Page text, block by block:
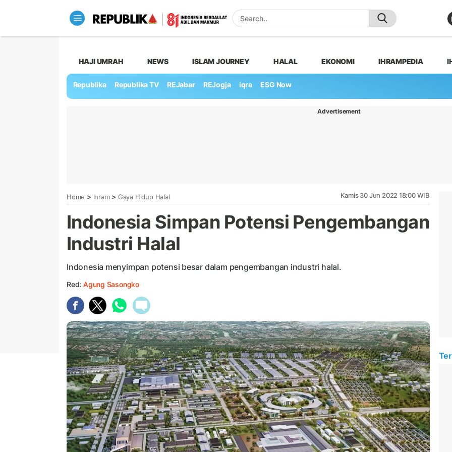
HAJI UMRAH NEWS ISLAM JOURNEY HALAL EKONOMI IHRAMPEDIA
Republika Republika TV REJabar REJogja iqra ESG Now
Advertisement
Home > Ihram> Gaya Hidup Halal Kamis 30 Jun 2022 18:00 WIB
Indonesia Simpan Potensi Pengembangan
Industri Halal
Indonesia menyimpan potensi besar dalam pengembangan industri halal.
Red: Agung Sasongko